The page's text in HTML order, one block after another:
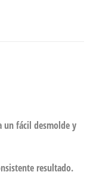
un fácil desmolde y
resultado.